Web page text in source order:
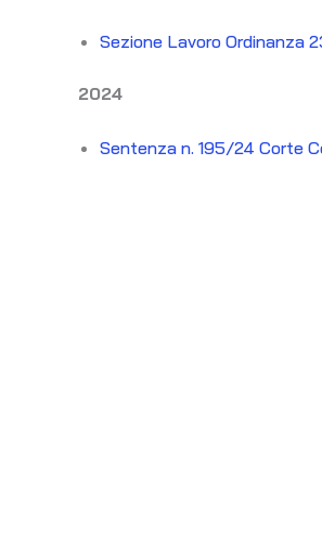
Sezione Lavoro Ordinanza
2024
Sentenza n. 195/24 Corte